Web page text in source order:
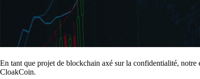
En tant que projet de blockchain axé sur la confidentialité, notre
CloakCoin.